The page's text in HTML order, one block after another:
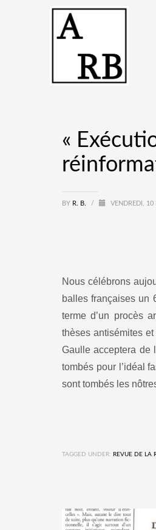
«
BY R. B. / VENDREDI, 10
Nous célébrons
balles françaises un
terme d’un procès
thèses antisémites
Gaulle acceptera de
tombés pour l’idéal
sont tombés les
TAGGED UNDER: REVUE DE LA